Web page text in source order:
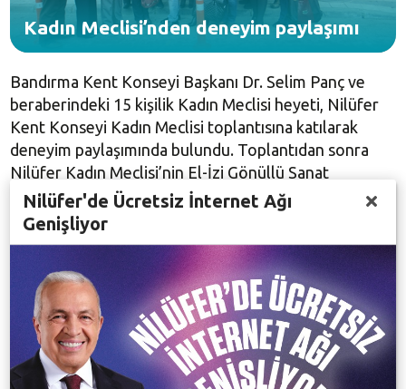
Kadın Meclisi’nden deneyim paylaşımı
Bandırma Kent Konseyi Başkanı Dr. Selim Panç ve
beraberindeki 15 kişilik Kadın Meclisi heyeti, Nilüfer
Kent Konseyi Kadın Meclisi toplantısına katılarak
deneyim paylaşımında bulundu. Toplantıdan sonra
Nilüfer Kadın Meclisi’nin El-İzi Gönüllü Sanat
Atölyesi’ni, Kadınca Lokal’i ve Giymiyorsan Giydir
Atölyesi’ni gezen Bandırma Kent Konseyi Kadın
Meclisi üyeleri çalışmalar hakkında bilgi aldılar. Yakın
zamanda Kadın Dayanışma Merkezi açma çalışmaları
hazırlığında olduklarını belirten grup, Nilüfer
Belediyesi Kadın Dayanışma Merkezi’ni gezerek
çalışmalarını da dikkatle inceledi. Dayanışma Merkezi
ve Sığınma Evi çalışanları bu alandaki çalışmalarını
Dernekler Yerleşkesi’nde bir sunum ve soru-cevap
Nilüfer'de Ücretsiz İnternet Ağı
Genişliyor